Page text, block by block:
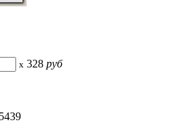
x 328 руб